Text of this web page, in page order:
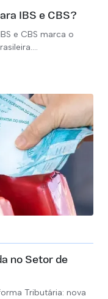
IBS e CBS?
e CBS marca o
no Setor de
Tributária: nova